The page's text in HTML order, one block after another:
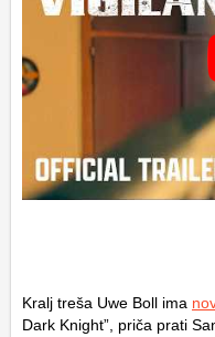
Kralj treša Uwe Boll ima
Dark Knight”, priča prati